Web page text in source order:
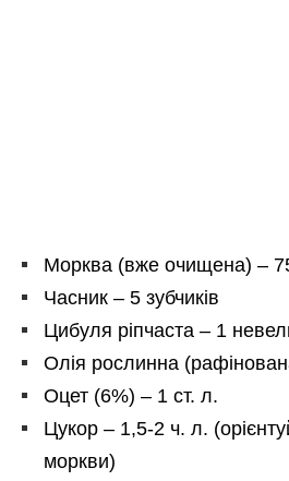
Морква (вже очищена) –
Часник – 5 зубчиків
Цибуля ріпчаста – 1
Олія рослинна
Оцет (6%) – 1 ст. л.
Цукор – 1,5-2 ч. л.
моркви)